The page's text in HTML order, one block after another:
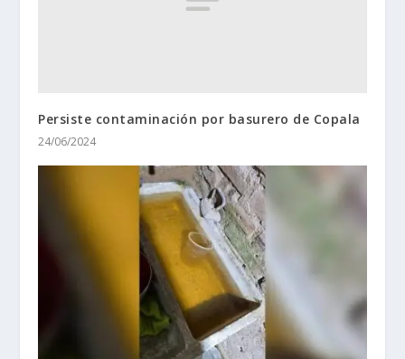
Persiste contaminación por basurero de Copala
24/06/2024